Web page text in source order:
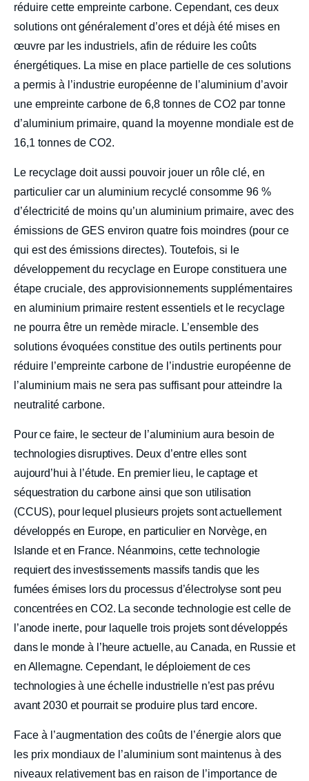
réduire cette empreinte carbone. Cependant, ces deux
solutions ont généralement d’ores et déjà été mises en
œuvre par les industriels, afin de réduire les coûts
énergétiques. La mise en place partielle de ces solutions
a permis à l’industrie européenne de l’aluminium d’avoir
une empreinte carbone de 6,8 tonnes de CO2 par tonne
d’aluminium primaire, quand la moyenne mondiale est de
16,1 tonnes de CO2.
Le recyclage doit aussi pouvoir jouer un rôle clé, en
particulier car un aluminium recyclé consomme 96 %
d’électricité de moins qu’un aluminium primaire, avec des
émissions de GES environ quatre fois moindres (pour ce
qui est des émissions directes). Toutefois, si le
développement du recyclage en Europe constituera une
étape cruciale, des approvisionnements supplémentaires
en aluminium primaire restent essentiels et le recyclage
ne pourra être un remède miracle. L’ensemble des
solutions évoquées constitue des outils pertinents pour
réduire l’empreinte carbone de l’industrie européenne de
l’aluminium mais ne sera pas suffisant pour atteindre la
neutralité carbone.
Pour ce faire, le secteur de l’aluminium aura besoin de
technologies disruptives. Deux d’entre elles sont
aujourd’hui à l’étude. En premier lieu, le captage et
séquestration du carbone ainsi que son utilisation
(CCUS), pour lequel plusieurs projets sont actuellement
développés en Europe, en particulier en Norvège, en
Islande et en France. Néanmoins, cette technologie
requiert des investissements massifs tandis que les
fumées émises lors du processus d’électrolyse sont peu
concentrées en CO2. La seconde technologie est celle de
l’anode inerte, pour laquelle trois projets sont développés
dans le monde à l’heure actuelle, au Canada, en Russie et
en Allemagne. Cependant, le déploiement de ces
technologies à une échelle industrielle n’est pas prévu
avant 2030 et pourrait se produire plus tard encore.
Face à l’augmentation des coûts de l’énergie alors que
les prix mondiaux de l’aluminium sont maintenus à des
niveaux relativement bas en raison de l’importance de